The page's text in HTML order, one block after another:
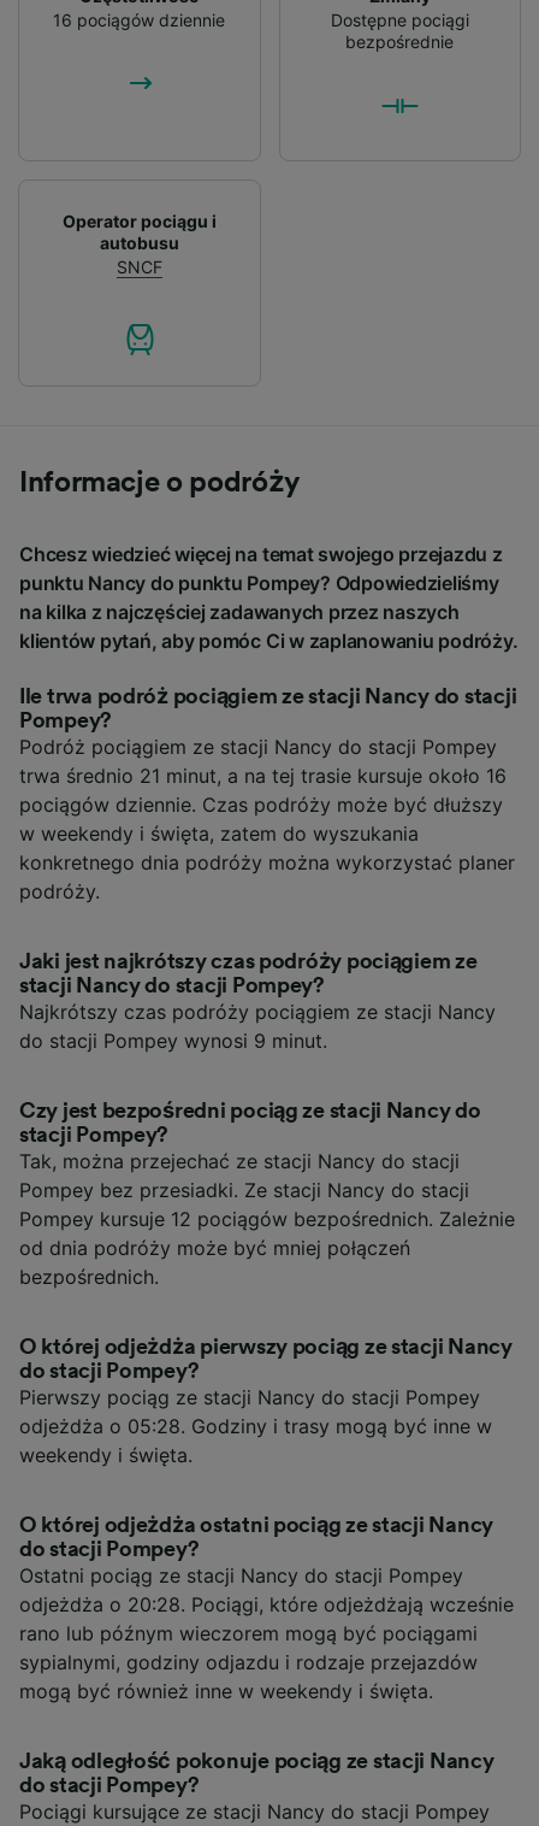
16 pociągów dziennie
Dostępne pociągi
bezpośrednie
Operator pociągu i
autobusu
SNCF
Informacje o podróży
Chcesz wiedzieć więcej na temat swojego przejazdu z
punktu Nancy do punktu Pompey? Odpowiedzieliśmy
na kilka z najczęściej zadawanych przez naszych
klientów pytań, aby pomóc Ci w zaplanowaniu podróży.
Ile trwa podróż pociągiem ze stacji Nancy do stacji
Pompey?
Podróż pociągiem ze stacji Nancy do stacji Pompey
trwa średnio 21 minut, a na tej trasie kursuje około 16
pociągów dziennie. Czas podróży może być dłuższy
w weekendy i święta, zatem do wyszukania
konkretnego dnia podróży można wykorzystać planer
podróży.
Jaki jest najkrótszy czas podróży pociągiem ze
stacji Nancy do stacji Pompey?
Najkrótszy czas podróży pociągiem ze stacji Nancy
do stacji Pompey wynosi 9 minut.
Czy jest bezpośredni pociąg ze stacji Nancy do
stacji Pompey?
Tak, można przejechać ze stacji Nancy do stacji
Pompey bez przesiadki. Ze stacji Nancy do stacji
Pompey kursuje 12 pociągów bezpośrednich. Zależnie
od dnia podróży może być mniej połączeń
bezpośrednich.
O której odjeżdża pierwszy pociąg ze stacji Nancy
do stacji Pompey?
Pierwszy pociąg ze stacji Nancy do stacji Pompey
odjeżdża o 05:28. Godziny i trasy mogą być inne w
weekendy i święta.
O której odjeżdża ostatni pociąg ze stacji Nancy
do stacji Pompey?
Ostatni pociąg ze stacji Nancy do stacji Pompey
odjeżdża o 20:28. Pociągi, które odjeżdżają wcześnie
rano lub późnym wieczorem mogą być pociągami
sypialnymi, godziny odjazdu i rodzaje przejazdów
mogą być również inne w weekendy i święta.
Jaką odległość pokonuje pociąg ze stacji Nancy
do stacji Pompey?
Pociągi kursujące ze stacji Nancy do stacji Pompey